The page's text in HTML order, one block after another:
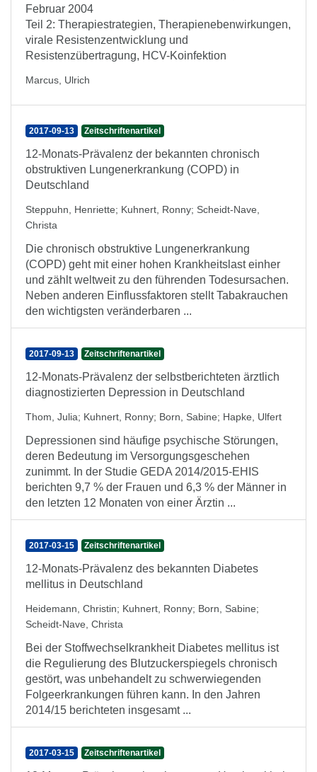
Februar 2004
Teil 2: Therapiestrategien, Therapienebenwirkungen,
virale Resistenzentwicklung und
Resistenzübertragung, HCV-Koinfektion
Marcus, Ulrich
2017-09-13 Zeitschriftenartikel
12-Monats-Prävalenz der bekannten chronisch
obstruktiven Lungenerkrankung (COPD) in
Deutschland
Steppuhn, Henriette; Kuhnert, Ronny; Scheidt-Nave,
Christa
Die chronisch obstruktive Lungenerkrankung
(COPD) geht mit einer hohen Krankheitslast einher
und zählt weltweit zu den führenden Todesursachen.
Neben anderen Einflussfaktoren stellt Tabakrauchen
den wichtigsten veränderbaren ...
2017-09-13 Zeitschriftenartikel
12-Monats-Prävalenz der selbstberichteten ärztlich
diagnostizierten Depression in Deutschland
Thom, Julia; Kuhnert, Ronny; Born, Sabine; Hapke, Ulfert
Depressionen sind häufige psychische Störungen,
deren Bedeutung im Versorgungsgeschehen
zunimmt. In der Studie GEDA 2014/2015-EHIS
berichten 9,7 % der Frauen und 6,3 % der Männer in
den letzten 12 Monaten von einer Ärztin ...
2017-03-15 Zeitschriftenartikel
12-Monats-Prävalenz des bekannten Diabetes
mellitus in Deutschland
Heidemann, Christin; Kuhnert, Ronny; Born, Sabine;
Scheidt-Nave, Christa
Bei der Stoffwechselkrankheit Diabetes mellitus ist
die Regulierung des Blutzuckerspiegels chronisch
gestört, was unbehandelt zu schwerwiegenden
Folgeerkrankungen führen kann. In den Jahren
2014/15 berichteten insgesamt ...
2017-03-15 Zeitschriftenartikel